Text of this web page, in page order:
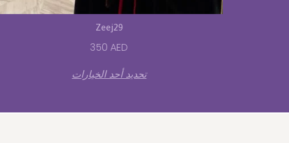
Zeej29
350AED
تحديد أحد الخيارات